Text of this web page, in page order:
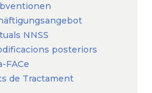
NNSS
posteriors
FACe
de Tractament